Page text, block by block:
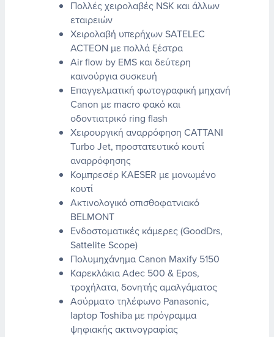
Πολλές χειρολαβές NSK και άλλων
εταιρειών
Χειρολαβή υπερήχων SATELEC
ACTEON με πολλά ξέστρα
Air flow by EMS και δεύτερη
καινούργια συσκευή
Επαγγελματική φωτογραφική μηχανή
Canon με macro φακό και
οδοντιατρικό ring flash
Χειρουργική αναρρόφηση CATTANI
Turbo Jet, προστατευτικό κουτί
αναρρόφησης
Κομπρεσέρ KAESER με μονωμένο
κουτί
Ακτινολογικό οπισθοφατνιακό
BELMONT
Ενδοστοματικές κάμερες (GoodDrs,
Sattelite Scope)
Πολυμηχάνημα Canon Maxify 5150
Καρεκλάκια Adec 500 & Epos,
τροχήλατα, δονητής αμαλγάματος
Ασύρματο τηλέφωνο Panasonic,
laptop Toshiba με πρόγραμμα
ψηφιακής ακτινογραφίας